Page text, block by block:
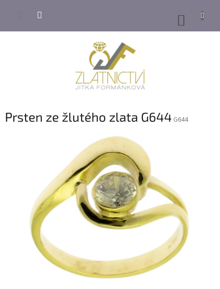
KOŠÍK
Prsten ze žlutého zlata G644 G644